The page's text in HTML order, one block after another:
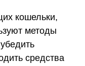
кошельки,
методы
средства